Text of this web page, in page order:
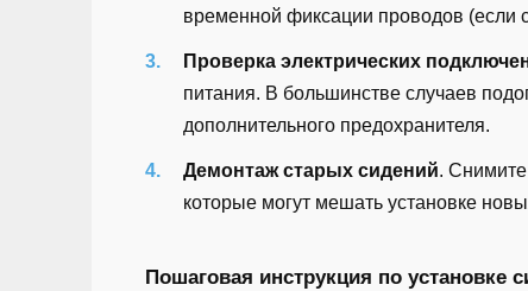
временной фиксации проводов (если
Проверка электрических
питания. В большинстве случаев
дополнительного предохранителя.
Демонтаж старых сидений.
которые могут мешать установке
Пошаговая инструкция по установке